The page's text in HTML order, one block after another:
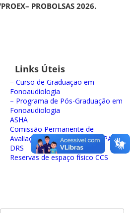
PROBOLSAS 2026.
Links Úteis
– Curso de Graduação em
Fonoaudiologia
– Programa de Pós-Graduação em
Fonoaudiologia
ASHA
Comissão Permanente de
Avaliação de Documentos (CPAD)
DRS
Reservas de espaço físico CCS